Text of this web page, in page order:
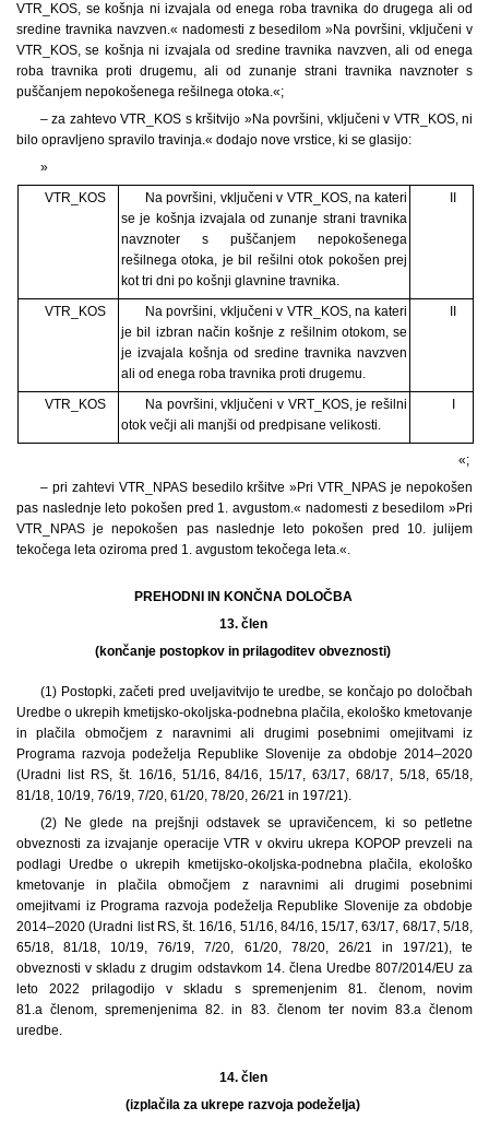
VTR_KOS, se košnja ni izvajala od enega roba travnika do drugega ali od
sredine travnika navzven.« nadomesti z besedilom »Na površini, vključeni v
VTR_KOS, se košnja ni izvajala od sredine travnika navzven, ali od enega
roba travnika proti drugemu, ali od zunanje strani travnika navznoter s
puščanjem nepokošenega rešilnega otoka.«;
– za zahtevo VTR_KOS s kršitvijo »Na površini, vključeni v VTR_KOS, ni
bilo opravljeno spravilo travinja.« dodajo nove vrstice, ki se glasijo:
»
VTR_KOS
Na površini, vključeni v VTR_KOS, na kateri
se je košnja izvajala od zunanje strani travnika
navznoter s puščanjem nepokošenega
rešilnega otoka, je bil rešilni otok pokošen prej
kot tri dni po košnji glavnine travnika.
VTR_KOS
Na površini, vključeni v VTR_KOS, na kateri
je bil izbran način košnje z rešilnim otokom, se
je izvajala košnja od sredine travnika navzven
ali od enega roba travnika proti drugemu.
VTR_KOS
Na površini, vključeni v VRT_KOS, je rešilni
otok večji ali manjši od predpisane velikosti.
«;
– pri zahtevi VTR_NPAS besedilo kršitve »Pri VTR_NPAS je nepokošen
pas naslednje leto pokošen pred 1. avgustom.« nadomesti z besedilom »Pri
VTR_NPAS je nepokošen pas naslednje leto pokošen pred 10. julijem
tekočega leta oziroma pred 1. avgustom tekočega leta.«.
PREHODNI IN KONČNA DOLOČBA
13. člen
(končanje postopkov in prilagoditev obveznosti)
(1) Postopki, začeti pred uveljavitvijo te uredbe, se končajo po določbah
Uredbe o ukrepih kmetijsko-okoljska-podnebna plačila, ekološko kmetovanje
in plačila območjem z naravnimi ali drugimi posebnimi omejitvami iz
Programa razvoja podeželja Republike Slovenije za obdobje 2014–2020
(Uradni list RS, št. 16/16, 51/16, 84/16, 15/17, 63/17, 68/17, 5/18, 65/18,
81/18, 10/19, 76/19, 7/20, 61/20, 78/20, 26/21 in 197/21).
(2) Ne glede na prejšnji odstavek se upravičencem, ki so petletne
obveznosti za izvajanje operacije VTR v okviru ukrepa KOPOP prevzeli na
podlagi Uredbe o ukrepih kmetijsko-okoljska-podnebna plačila, ekološko
kmetovanje in plačila območjem z naravnimi ali drugimi posebnimi
omejitvami iz Programa razvoja podeželja Republike Slovenije za obdobje
2014–2020 (Uradni list RS, št. 16/16, 51/16, 84/16, 15/17, 63/17, 68/17, 5/18,
65/18, 81/18, 10/19, 76/19, 7/20, 61/20, 78/20, 26/21 in 197/21), te
obveznosti v skladu z drugim odstavkom 14. člena Uredbe 807/2014/EU za
leto 2022 prilagodijo v skladu s spremenjenim 81. členom, novim
81.a členom, spremenjenima 82. in 83. členom ter novim 83.a členom
uredbe.
14. člen
(izplačila za ukrepe razvoja podeželja)